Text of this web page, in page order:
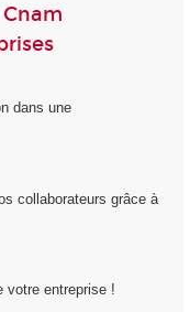
dans une
collaborateurs grâce à
entreprise !